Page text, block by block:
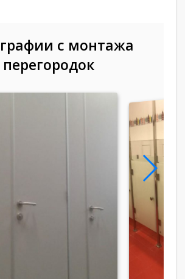
с монтажа
перегородок